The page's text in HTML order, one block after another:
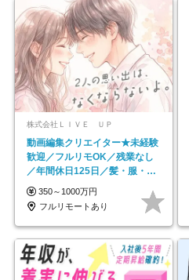
株式会社ＬＩＶＥ ＵＰ
動画編集クリエイター★未経験
歓迎／フルリモOK／残業なし
／年間休日125日／髪・服・ネ
イル自由／研修充実で安心
350～1000万円
フルリモートあり